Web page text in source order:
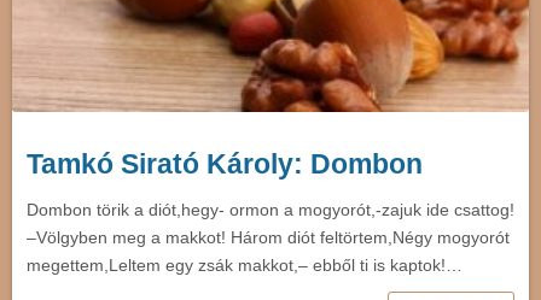
Tamkó Sirató Károly: Dombon
Dombon törik a diót,hegy- ormon a mogyorót,-zajuk ide csattog!
–Völgyben meg a makkot! Három diót feltörtem,Négy mogyorót
megettem,Leltem egy zsák makkot,– ebből ti is kaptok!…